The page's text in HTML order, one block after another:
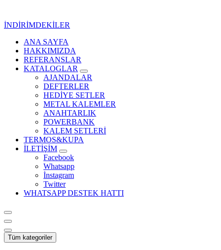
İNDİRİMDEKİLER
Kurumsal Promosyon-Hediyelik
ANA SAYFA
HAKKIMIZDA
REFERANSLAR
KATALOGLAR
AJANDALAR
DEFTERLER
HEDİYE SETLER
METAL KALEMLER
ANAHTARLIK
POWERBANK
KALEM SETLERİ
TERMOS&KUPA
İLETİŞİM
Facebook
Whatsapp
İnstagram
Twitter
WHATSAPP DESTEK HATTI
Tüm kategoriler